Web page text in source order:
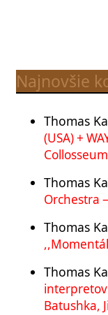
Najnovšie
Thomas
(USA) +
Thomas
Orchestra
Thomas
Thomas
interpretov
Batushka,